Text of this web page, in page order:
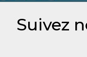
Suivez